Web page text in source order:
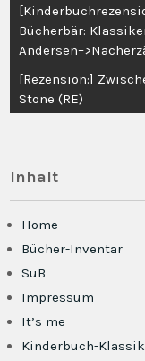
Bücherbär:
[Rezension:]
Stone (RE)
Inhalt
Home
Bücher-Inventar
SuB
Impressum
It’s me
Kinderbuch-